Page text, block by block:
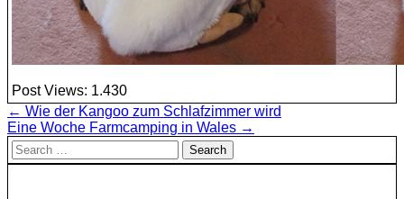
Post Views: 1.430
Beitragsnavigation
← Wie der Kangoo zum Schlafzimmer wird
Eine Woche Farmcamping in Wales →
Search
for: